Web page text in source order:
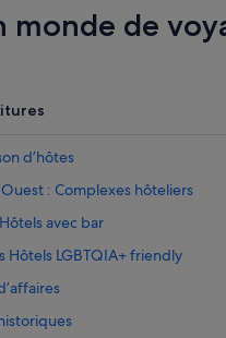
monde de
d’hôtes
: Complexes hôteliers
avec bar
Hôtels LGBTQIA+ friendly